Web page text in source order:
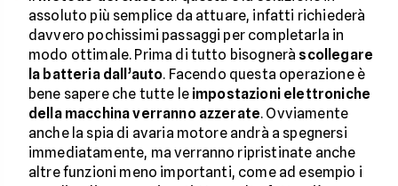
assoluto più semplice da attuare, infatti richiederà
davvero pochissimi passaggi per completarla in
modo ottimale. Prima di tutto bisognerà scollegare
la batteria dall’auto. Facendo questa operazione è
bene sapere che tutte le impostazioni elettroniche
della macchina verranno azzerate. Ovviamente
anche la spia di avaria motore andrà a spegnersi
immediatamente, ma verranno ripristinate anche
altre funzioni meno importanti, come ad esempio i